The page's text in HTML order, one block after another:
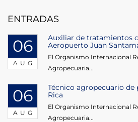
ENTRADAS
06
AUG
Auxiliar de tratamientos
Aeropuerto Juan
El Organismo Internacional
Agropecuaria...
06
AUG
Técnico agropecuario de
Rica
El Organismo Internacional
Agropecuaria...